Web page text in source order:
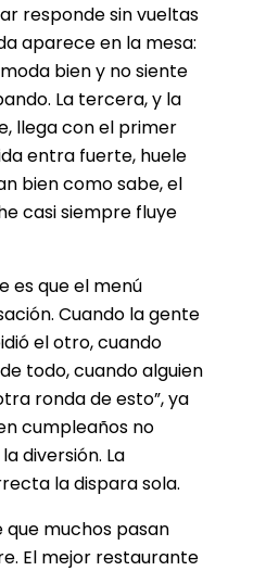
responde sin vueltas
aparece en la mesa:
bien y no siente
La tercera, y la
llega con el primer
entra fuerte, huele
bien como sabe, el
casi siempre fluye
es que el menú
Cuando la gente
el otro, cuando
todo, cuando alguien
ronda de esto”, ya
cumpleaños no
diversión. La
la dispara sola.
que muchos pasan
El mejor restaurante